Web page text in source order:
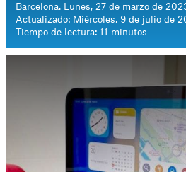
Barcelona. Lunes, 27 de marzo de
Actualizado: Miércoles, 9 de julio de
Tiempo de lectura: 11 minutos